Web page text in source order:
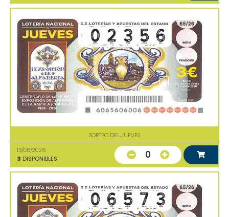
SORTEO DEL JUEVES
13/08/2026
3 DISPONIBLES 0